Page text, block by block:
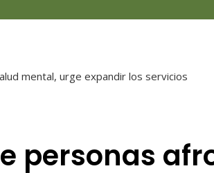
mental, urge expandir los servicios
personas